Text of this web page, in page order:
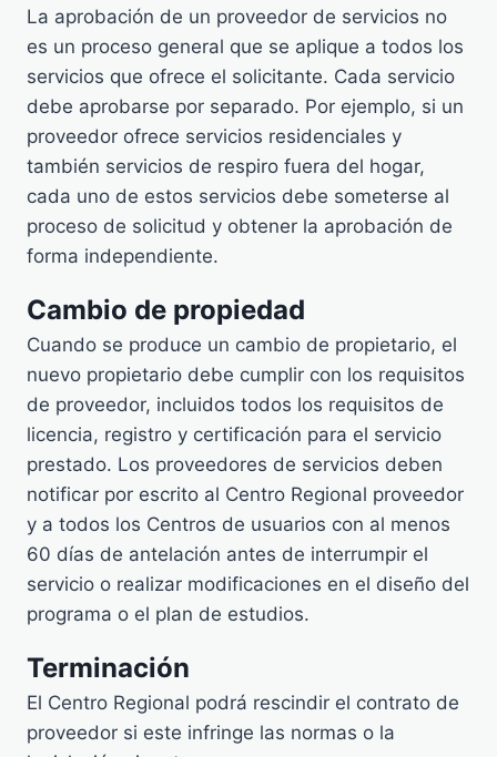
La aprobación de un proveedor de servicios no
es un proceso general que se aplique a todos los
servicios que ofrece el solicitante. Cada servicio
debe aprobarse por separado. Por ejemplo, si un
proveedor ofrece servicios residenciales y
también servicios de respiro fuera del hogar,
cada uno de estos servicios debe someterse al
proceso de solicitud y obtener la aprobación de
forma independiente.
Cambio de propiedad
Cuando se produce un cambio de propietario, el
nuevo propietario debe cumplir con los requisitos
de proveedor, incluidos todos los requisitos de
licencia, registro y certificación para el servicio
prestado. Los proveedores de servicios deben
notificar por escrito al Centro Regional proveedor
y a todos los Centros de usuarios con al menos
60 días de antelación antes de interrumpir el
servicio o realizar modificaciones en el diseño del
programa o el plan de estudios.
Terminación
El Centro Regional podrá rescindir el contrato de
proveedor si este infringe las normas o la